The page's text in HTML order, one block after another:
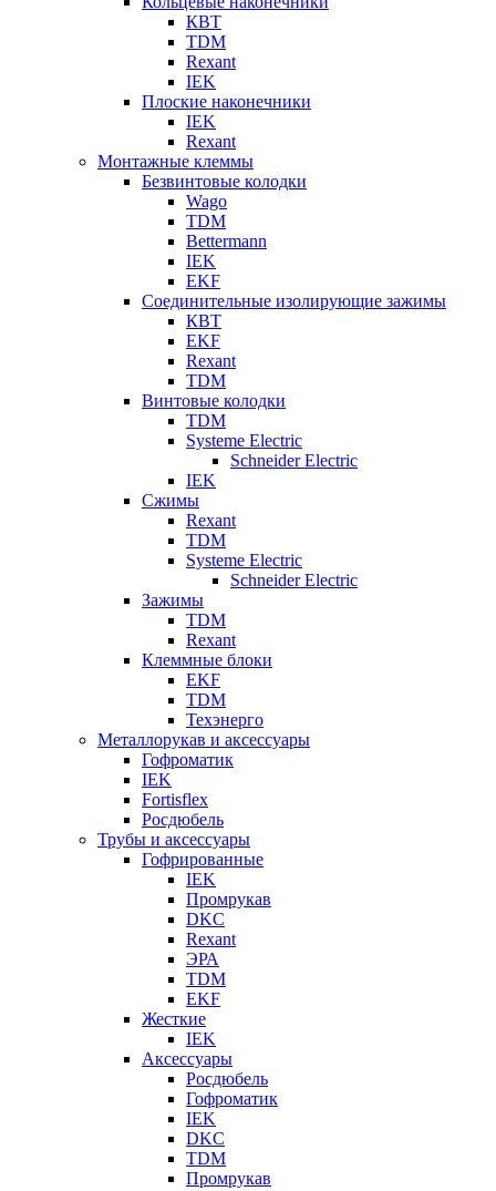
КВТ
TDM
Rexant
IEK
Плоские наконечники
IEK
Rexant
Монтажные клеммы
Безвинтовые колодки
Wago
TDM
Bettermann
IEK
EKF
Соединительные изолирующие зажимы
КВТ
EKF
Rexant
TDM
Винтовые колодки
TDM
Systeme Electric
Schneider Electric
IEK
Сжимы
Rexant
TDM
Systeme Electric
Schneider Electric
Зажимы
TDM
Rexant
Клеммные блоки
EKF
TDM
Техэнерго
Металлорукав и аксессуары
Гофроматик
IEK
Fortisflex
Росдюбель
Трубы и аксессуары
Гофрированные
IEK
Промрукав
DKC
Rexant
ЭРА
TDM
EKF
Жесткие
IEK
Аксессуары
Росдюбель
Гофроматик
IEK
DKC
TDM
Промрукав